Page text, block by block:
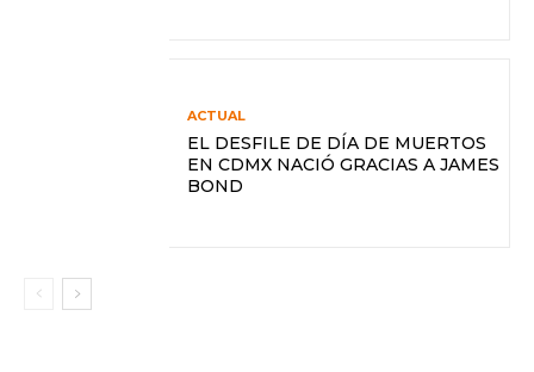
ACTUAL
EL DESFILE DE DÍA DE MUERTOS
EN CDMX NACIÓ GRACIAS A JAMES
BOND